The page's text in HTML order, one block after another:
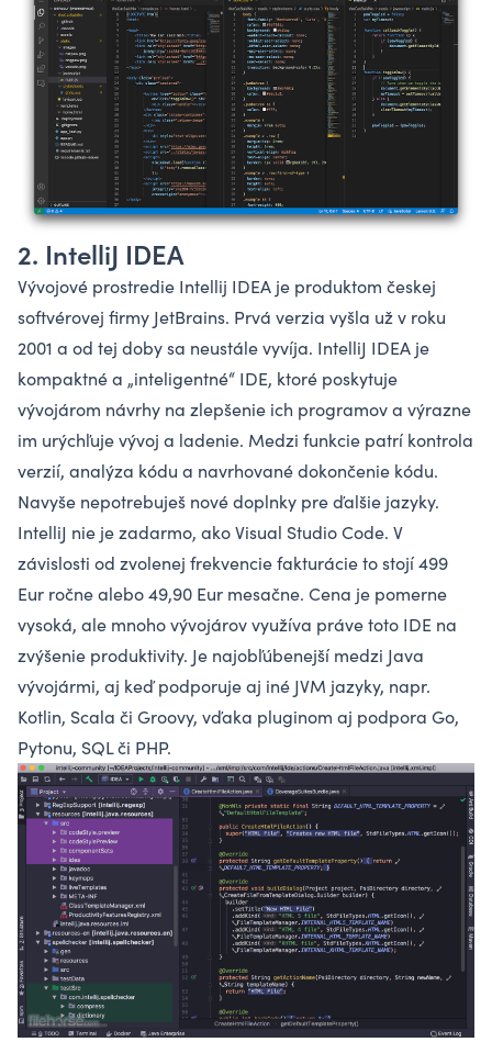
2. IntelliJ IDEA
Vývojové prostredie Intellij IDEA je produktom českej
softvérovej firmy JetBrains. Prvá verzia vyšla už v roku
2001 a od tej doby sa neustále vyvíja. IntelliJ IDEA je
kompaktné a „inteligentné“ IDE, ktoré poskytuje
vývojárom návrhy na zlepšenie ich programov a výrazne
im urýchľuje vývoj a ladenie. Medzi funkcie patrí kontrola
verzií, analýza kódu a navrhované dokončenie kódu.
Navyše nepotrebuješ nové doplnky pre ďalšie jazyky.
IntelliJ nie je zadarmo, ako Visual Studio Code. V
závislosti od zvolenej frekvencie fakturácie to stojí 499
Eur ročne alebo 49,90 Eur mesačne. Cena je pomerne
vysoká, ale mnoho vývojárov využíva práve toto IDE na
zvýšenie produktivity. Je najobľúbenejší medzi Java
vývojármi, aj keď podporuje aj iné JVM jazyky, napr.
Kotlin, Scala či Groovy, vďaka pluginom aj podpora Go,
Pytonu, SQL či PHP.